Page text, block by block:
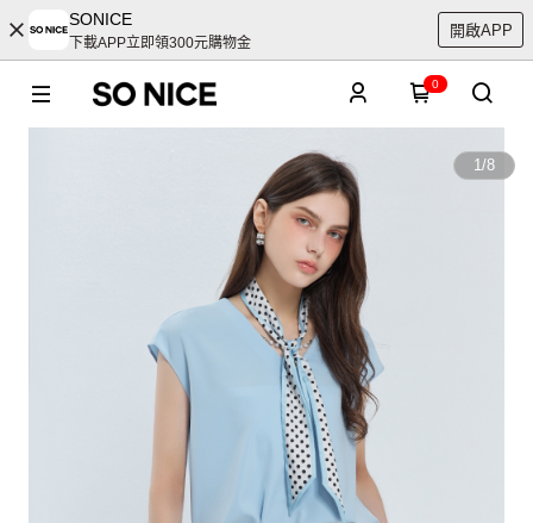
SONICE
下載APP立即領300元購物金
開啟APP
0
1/8